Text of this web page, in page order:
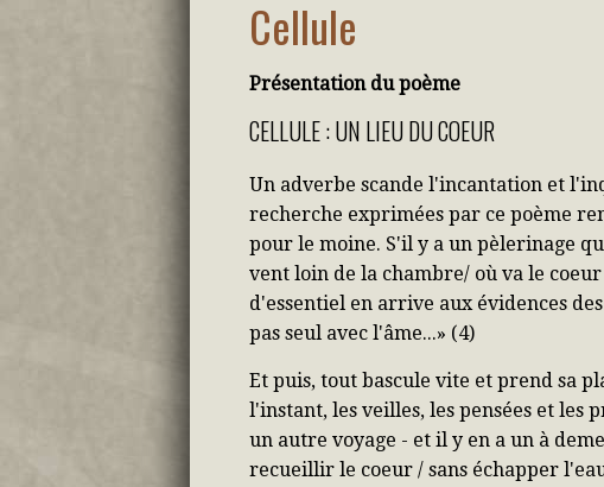
Cellule
Présentation du poème
CELLULE : UN LIEU DU COEUR
Un adverbe scande l'incantation et
recherche exprimées par ce poème
pour le moine. S'il y a un pèlerinage
vent loin de la chambre/ où va le
d'essentiel en arrive aux évidences
pas seul avec l'âme...» (4)
Et puis, tout bascule vite et prend sa
l'instant, les veilles, les pensées et les
un autre voyage - et il y en a un à
recueillir le coeur / sans échapper